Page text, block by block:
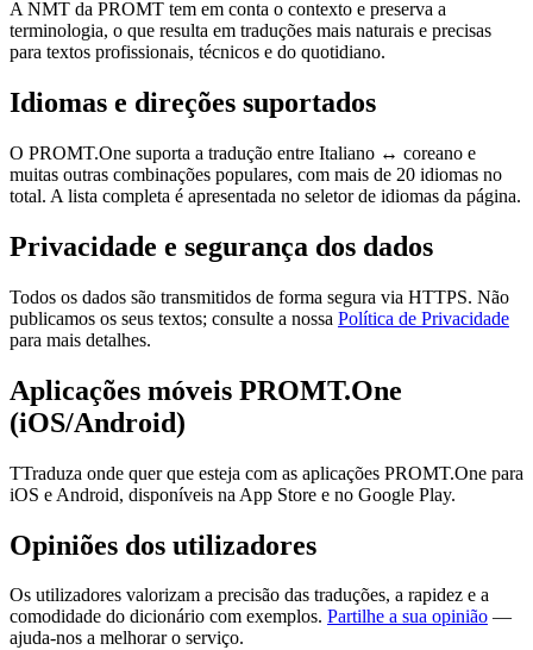
A NMT da PROMT tem em conta o contexto e preserva a
terminologia, o que resulta em traduções mais naturais e precisas
para textos profissionais, técnicos e do quotidiano.
Idiomas e direções suportados
O PROMT.One suporta a tradução entre Italiano ↔ coreano e
muitas outras combinações populares, com mais de 20 idiomas no
total. A lista completa é apresentada no seletor de idiomas da página.
Privacidade e segurança dos dados
Todos os dados são transmitidos de forma segura via HTTPS. Não
publicamos os seus textos; consulte a nossa Política de Privacidade
para mais detalhes.
Aplicações móveis PROMT.One
(iOS/Android)
TTraduza onde quer que esteja com as aplicações PROMT.One para
iOS e Android, disponíveis na App Store e no Google Play.
Opiniões dos utilizadores
Os utilizadores valorizam a precisão das traduções, a rapidez e a
comodidade do dicionário com exemplos. Partilhe a sua opinião —
ajuda-nos a melhorar o serviço.